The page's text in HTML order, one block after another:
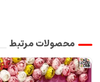
محصولات مرتبط